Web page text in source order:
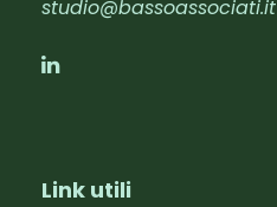
studio@bassoassociati.it
Link utili